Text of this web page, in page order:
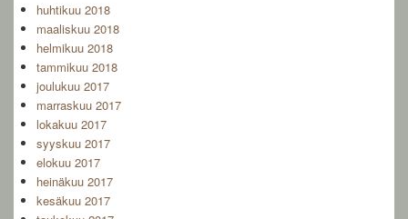
huhtikuu 2018
maaliskuu 2018
helmikuu 2018
tammikuu 2018
joulukuu 2017
marraskuu 2017
lokakuu 2017
syyskuu 2017
elokuu 2017
heinäkuu 2017
kesäkuu 2017